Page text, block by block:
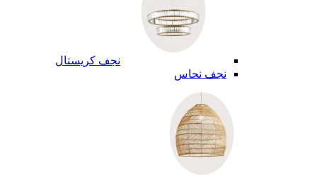
نجف كريستال
نجف نحاس